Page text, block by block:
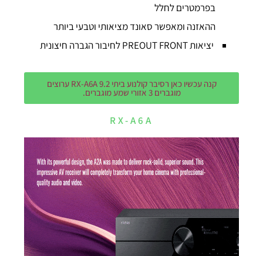
בפרמטרים לחלל
ההאזנה ומאפשר סאונד מציאותי וטבעי ביותר
יציאות PREOUT FRONT לחיבור הגברה חיצונית
קנה עכשיו כאן רסיבר קולנוע ביתי RX-A6A 9.2 ערוצים
מוגברים 3 אזורי שמע מוגברים.
RX-A6A